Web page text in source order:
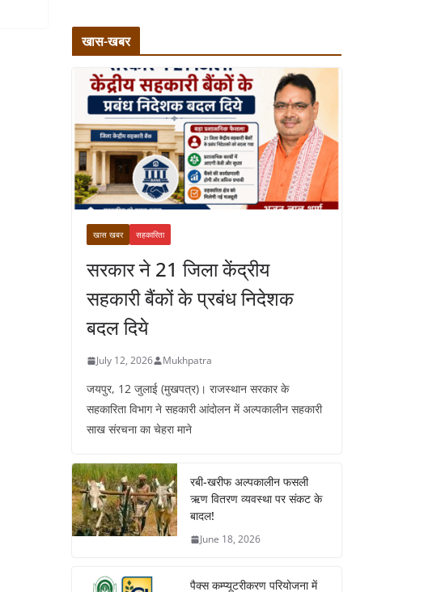
खास-खबर
खास खबर सहकारिता
सरकार ने 21 जिला केंद्रीय
सहकारी बैंकों के प्रबंध निदेशक
बदल दिये
July 12, 2026 Mukhpatra
जयपुर, 12 जुलाई (मुखपत्र)। राजस्थान सरकार के
सहकारिता विभाग ने सहकारी आंदोलन में अल्पकालीन सहकारी
साख संरचना का चेहरा माने
रबी-खरीफ अल्पकालीन फसली
ऋण वितरण व्यवस्था पर संकट के
बादल!
June 18, 2026
पैक्स कम्प्यूटरीकरण परियोजना में